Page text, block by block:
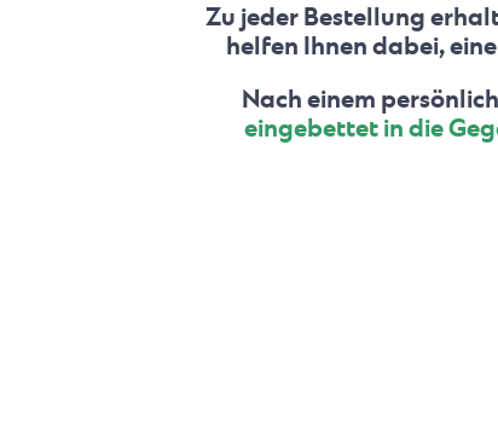
Zu jeder Bestellung
helfen Ihnen dabei,
Nach einem
eingebettet in die